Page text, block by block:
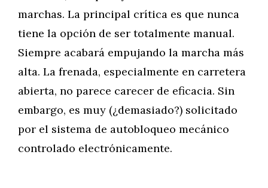
marchas. La principal crítica es que nunca
tiene la opción de ser totalmente manual.
Siempre acabará empujando la marcha más
alta. La frenada, especialmente en carretera
abierta, no parece carecer de eficacia. Sin
embargo, es muy (¿demasiado?) solicitado
por el sistema de autobloqueo mecánico
controlado electrónicamente.